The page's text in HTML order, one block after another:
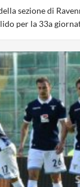
sezione di
per la 33a